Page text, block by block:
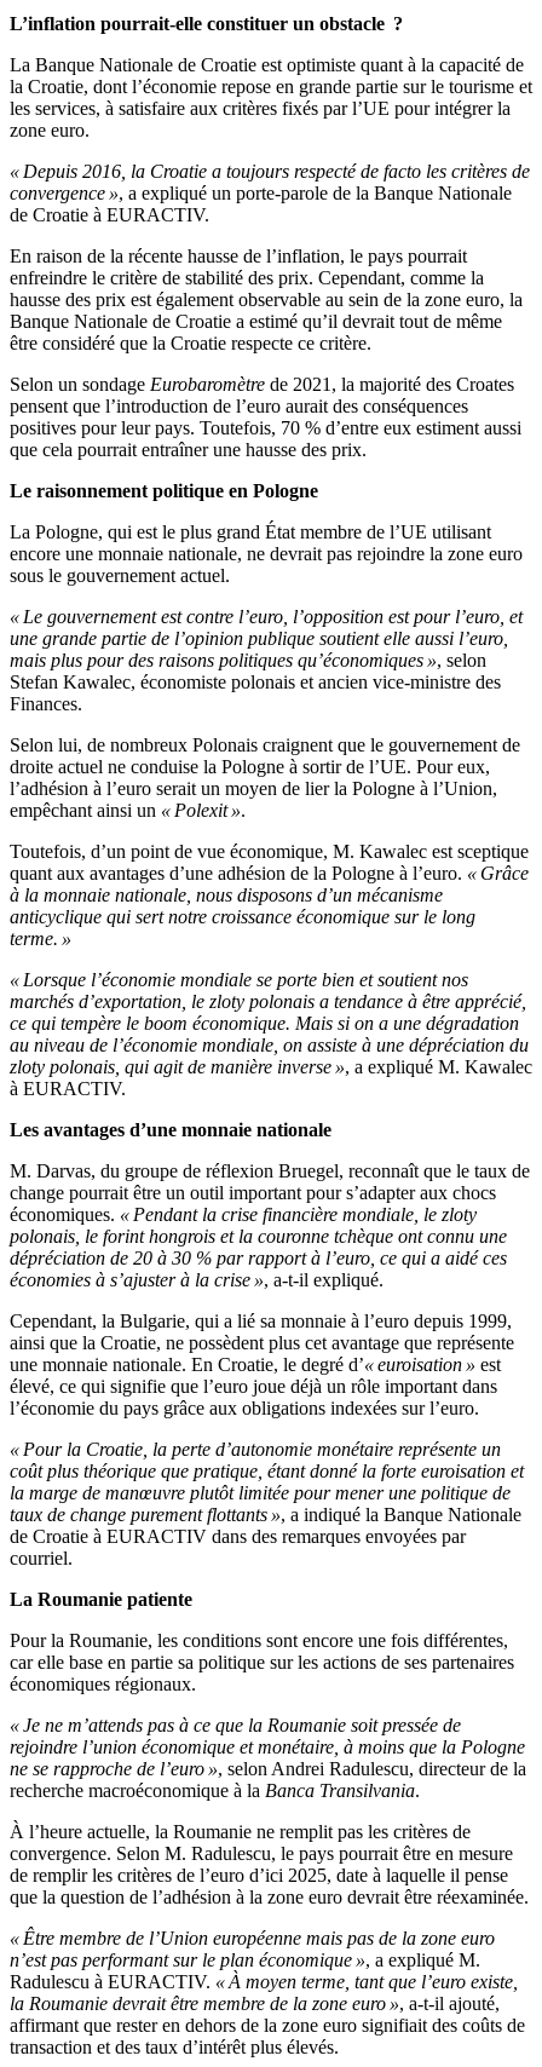
L’inflation pourrait-elle constituer un obstacle ?
La Banque Nationale de Croatie est optimiste quant à la capacité de
la Croatie, dont l’économie repose en grande partie sur le tourisme et
les services, à satisfaire aux critères fixés par l’UE pour intégrer la
zone euro.
« Depuis 2016, la Croatie a toujours respecté de facto les critères de
convergence », a expliqué un porte-parole de la Banque Nationale
de Croatie à EURACTIV.
En raison de la récente hausse de l’inflation, le pays pourrait
enfreindre le critère de stabilité des prix. Cependant, comme la
hausse des prix est également observable au sein de la zone euro, la
Banque Nationale de Croatie a estimé qu’il devrait tout de même
être considéré que la Croatie respecte ce critère.
Selon un sondage Eurobaromètre de 2021, la majorité des Croates
pensent que l’introduction de l’euro aurait des conséquences
positives pour leur pays. Toutefois, 70 % d’entre eux estiment aussi
que cela pourrait entraîner une hausse des prix.
Le raisonnement politique en Pologne
La Pologne, qui est le plus grand État membre de l’UE utilisant
encore une monnaie nationale, ne devrait pas rejoindre la zone euro
sous le gouvernement actuel.
« Le gouvernement est contre l’euro, l’opposition est pour l’euro, et
une grande partie de l’opinion publique soutient elle aussi l’euro,
mais plus pour des raisons politiques qu’économiques », selon
Stefan Kawalec, économiste polonais et ancien vice-ministre des
Finances.
Selon lui, de nombreux Polonais craignent que le gouvernement de
droite actuel ne conduise la Pologne à sortir de l’UE. Pour eux,
l’adhésion à l’euro serait un moyen de lier la Pologne à l’Union,
empêchant ainsi un « Polexit ».
Toutefois, d’un point de vue économique, M. Kawalec est sceptique
quant aux avantages d’une adhésion de la Pologne à l’euro. « Grâce
à la monnaie nationale, nous disposons d’un mécanisme
anticyclique qui sert notre croissance économique sur le long
terme. »
« Lorsque l’économie mondiale se porte bien et soutient nos
marchés d’exportation, le zloty polonais a tendance à être apprécié,
ce qui tempère le boom économique. Mais si on a une dégradation
au niveau de l’économie mondiale, on assiste à une dépréciation du
zloty polonais, qui agit de manière inverse », a expliqué M. Kawalec
à EURACTIV.
Les avantages d’une monnaie nationale
M. Darvas, du groupe de réflexion Bruegel, reconnaît que le taux de
change pourrait être un outil important pour s’adapter aux chocs
économiques. « Pendant la crise financière mondiale, le zloty
polonais, le forint hongrois et la couronne tchèque ont connu une
dépréciation de 20 à 30 % par rapport à l’euro, ce qui a aidé ces
économies à s’ajuster à la crise », a-t-il expliqué.
Cependant, la Bulgarie, qui a lié sa monnaie à l’euro depuis 1999,
ainsi que la Croatie, ne possèdent plus cet avantage que représente
une monnaie nationale. En Croatie, le degré d’« euroisation » est
élevé, ce qui signifie que l’euro joue déjà un rôle important dans
l’économie du pays grâce aux obligations indexées sur l’euro.
« Pour la Croatie, la perte d’autonomie monétaire représente un
coût plus théorique que pratique, étant donné la forte euroisation et
la marge de manœuvre plutôt limitée pour mener une politique de
taux de change purement flottants », a indiqué la Banque Nationale
de Croatie à EURACTIV dans des remarques envoyées par
courriel.
La Roumanie patiente
Pour la Roumanie, les conditions sont encore une fois différentes,
car elle base en partie sa politique sur les actions de ses partenaires
économiques régionaux.
« Je ne m’attends pas à ce que la Roumanie soit pressée de
rejoindre l’union économique et monétaire, à moins que la Pologne
ne se rapproche de l’euro », selon Andrei Radulescu, directeur de la
recherche macroéconomique à la Banca Transilvania.
À l’heure actuelle, la Roumanie ne remplit pas les critères de
convergence. Selon M. Radulescu, le pays pourrait être en mesure
de remplir les critères de l’euro d’ici 2025, date à laquelle il pense
que la question de l’adhésion à la zone euro devrait être réexaminée.
« Être membre de l’Union européenne mais pas de la zone euro
n’est pas performant sur le plan économique », a expliqué M.
Radulescu à EURACTIV. « À moyen terme, tant que l’euro existe,
la Roumanie devrait être membre de la zone euro », a-t-il ajouté,
affirmant que rester en dehors de la zone euro signifiait des coûts de
transaction et des taux d’intérêt plus élevés.